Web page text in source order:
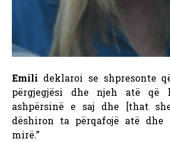
Emili deklaroi se shpresonte
përgjegjësi dhe njeh atë që
ashpërsinë e saj dhe [that
dëshiron ta përqafojë atë dhe
mirë.”